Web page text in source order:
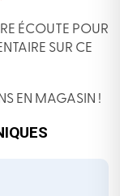
ÉCOUTE POUR
SUR CE
EN MAGASIN !